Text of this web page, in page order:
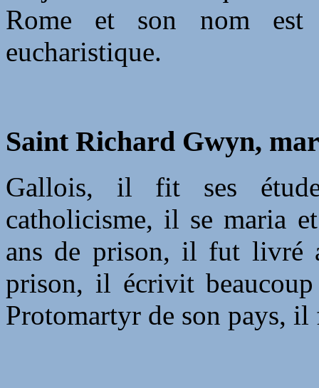
Rome et son nom est
eucharistique.
Saint Richard Gwyn,
Gallois, il fit ses
catholicisme, il se maria
ans de prison, il fut livré
prison, il écrivit
Protomartyr de son pays,